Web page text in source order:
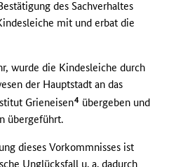
des Sachverhaltes
mit und erbat die
wurde die Kindesleiche durch
der Hauptstadt an das
Grieneisen4 übergeben und
übergeführt.
dieses Vorkommnisses ist
Unglücksfall u. a. dadurch